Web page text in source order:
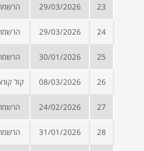
23
29/03/2026
24
29/03/2026
25
30/01/2026
26
08/03/2026 קול
27
24/02/2026
28
31/01/2026